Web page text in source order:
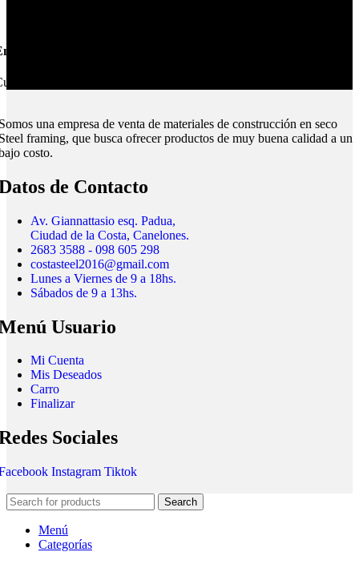
Montevideo e Interior.
todo el país.
una empresa de venta de materiales de construcción en seco
framing, que busca ofrecer productos de muy buena calidad a un
costo.
de Contacto
Av. Giannattasio esq. Padua,
Ciudad de la Costa, Canelones.
2683 3588 - 098 605 298
costasteel2016@gmail.com
Lunes a Viernes de 9 a 18hs.
Sábados de 9 a 13hs.
Usuario
Mi Cuenta
Mis Deseados
Carro
Finalizar
Sociales
Instagram Tiktok
Search
Menú
Categorías